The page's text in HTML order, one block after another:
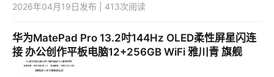
price="6999" url="https://item.jd.com/100047087518.html"
2026年04月19日发布 | 413次阅读
华为MatePad Pro 13.2吋144Hz OLED柔性屏星闪连
接 办公创作平板电脑12+256GB WiFi 雅川青 旗舰